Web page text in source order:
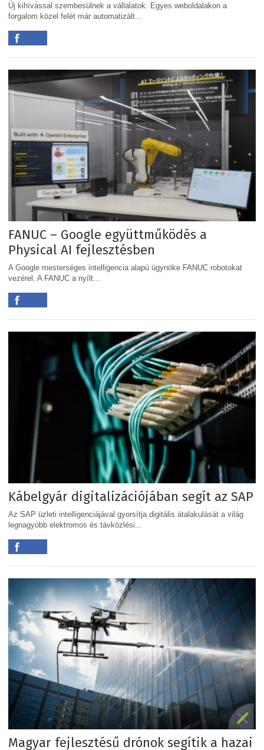
Új kihívással szembesülnek a vállalatok. Egyes weboldalakon a
forgalom közel felét már automatizált...
FANUC – Google együttműködés a
Physical AI fejlesztésben
A Google mesterséges intelligencia alapú ügynöke FANUC robotokat
vezérel. A FANUC a nyílt...
Kábelgyár digitalizációjában segít az SAP
Az SAP üzleti intelligenciájával gyorsítja digitális átalakulását a világ
legnagyobb elektromos és távközlési...
Magyar fejlesztésű drónok segítik a hazai